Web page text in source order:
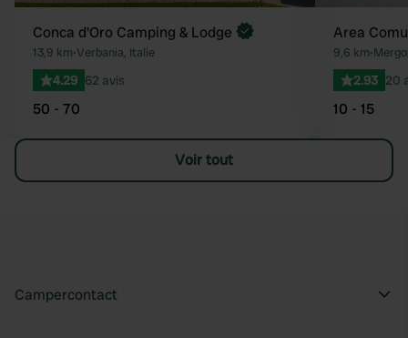
Conca d'Oro Camping & Lodge
13,9 km•Verbania, Italie
4.29 62 avis
50 - 70
Area
9,6 km•
2.93 20
10 - 15
Voir tout
Campercontact